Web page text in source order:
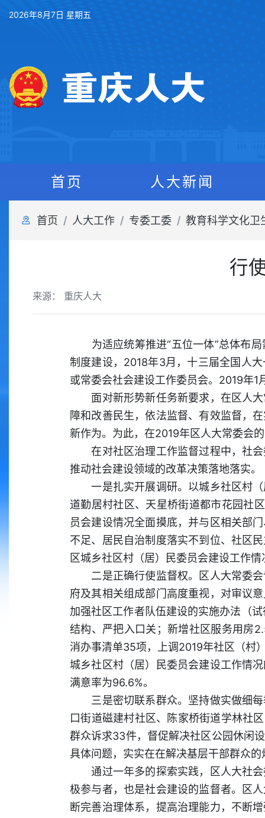
2026年8月7日 星期五
首页 人大新闻
首页 人大工作 专委工委 教育科学文化卫
行
来源： 重庆人大
为适应统筹推进“五位一体”总体布局
制度建设，2018年3月，十三届全国人
或常委会社会建设工作委员会。2019年
面对新形势新任务新要求，在区人大
障和改善民生，依法监督、有效监督，
新作为。为此，在2019年区人大常委会
在对社区治理工作监督过程中，社会
推动社会建设领域的改革决策落地落实。
一是扎实开展调研。以城乡社区村（
道勤居村社区、天星桥街道都市花园社
员会建设情况全面摸底，并与区相关部
不足、居民自治制度落实不到位、社区
区城乡社区村（居）民委员会建设工作
二是正确行使监督权。区人大常委会
府及其相关组成部门高度重视，对审议
加强社区工作者队伍建设的实施办法（
结构、严把入口关；新增社区服务用房
消办事清单35项，上调2019年社区（村
城乡社区村（居）民委员会建设工作情
满意率为96.6%。
三是密切联系群众。坚持做实做细每
口街道磁建村社区、陈家桥街道学林社
群众诉求33件，督促解决社区公园休闲
具体问题，实实在在解决基层干部群众
通过一年多的探索实践，区人大社会
极参与者，也是社会建设的监督者。区
断完善治理体系，提高治理能力，不断